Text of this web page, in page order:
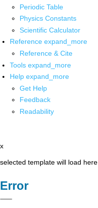
Periodic Table
Physics Constants
Scientific Calculator
Reference expand_more
Reference & Cite
Tools expand_more
Help expand_more
Get Help
Feedback
Readability
x
selected template will load here
Error